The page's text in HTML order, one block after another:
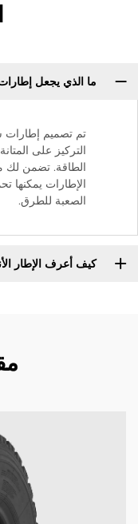
ما الذي يجعل
تم تصميم
التركيز على
الطاقة. تضمن لك
الإطارات يمكنها
الصعبة للطرق.
كيف أعرف الإطار